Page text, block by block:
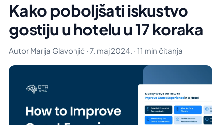
Kako poboljšati iskustvo
gostiju u hotelu u 17 koraka
Autor Marija Glavonjić · 7. maj 2024. · 11 min čitanja